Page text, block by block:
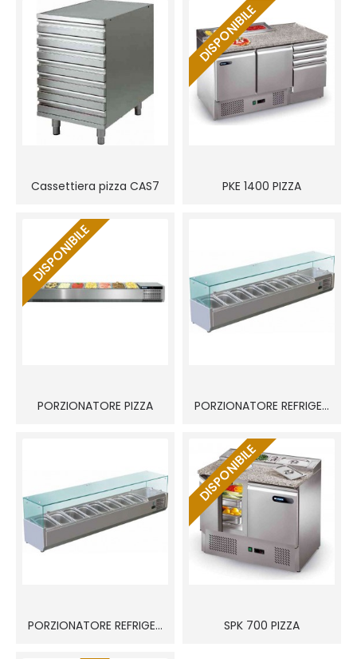
Cassettiera pizza CAS7
DISPONIBILE
PKE 1400 PIZZA
DISPONIBILE
PORZIONATORE PIZZA PORZIONATORE REFRIGERATO VRX-330
PORZIONATORE REFRIGERATO VRX-380
DISPONIBILE
SPK 700 PIZZA